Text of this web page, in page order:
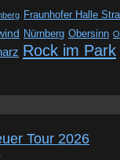
Fraunhofer Halle
Nürnberg Obersinn
Rock im Park
Tour 2026